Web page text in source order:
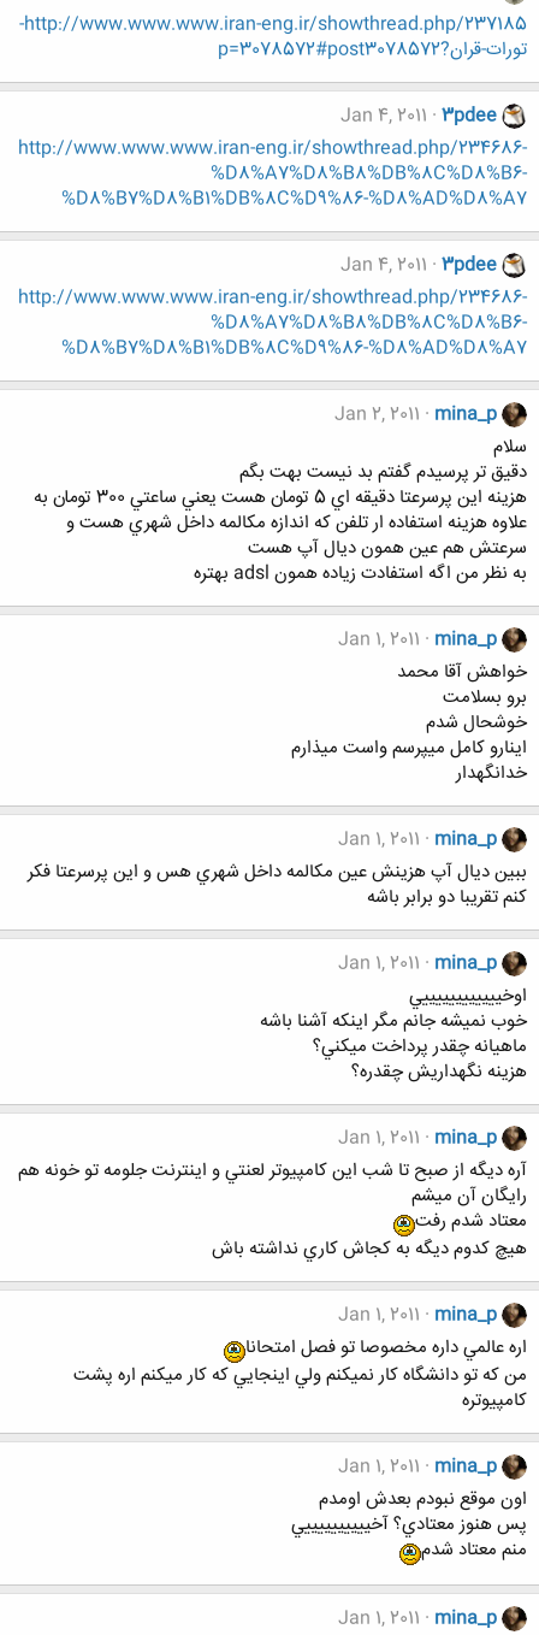
http://www.www.www.iran-eng.ir/showthread.php/237185-
تورات-قران?p=3078572#post3078572
3pdee
Jan 4, 2011
http://www.www.www.iran-eng.ir/showthread.php/234686-
%D8%A7%D8%B8%DB%8C%D8%B6-
%D8%B7%D8%B1%DB%8C%D9%86-%D8%AD%D8%A7
3pdee
Jan 4, 2011
http://www.www.www.iran-eng.ir/showthread.php/234686-
%D8%A7%D8%B8%DB%8C%D8%B6-
%D8%B7%D8%B1%DB%8C%D9%86-%D8%AD%D8%A7
mina_p
Jan 2, 2011
سلام
دقيق تر پرسيدم گفتم بد نيست بهت بگم
هزينه اين پرسرعتا دقيقه اي 5 تومان هست يعني ساعتي 300 تومان به
علاوه هزينه استفاده ار تلفن كه اندازه مكالمه داخل شهري هست و
سرعتش هم عين همون ديال آپ هست
به نظر من اگه استفادت زياده همون adsl بهتره
mina_p
Jan 1, 2011
خواهش آقا محمد
برو بسلامت
خوشحال شدم
اينارو كامل ميپرسم واست ميذارم
خدانگهدار
mina_p
Jan 1, 2011
ببين ديال آپ هزينش عين مكالمه داخل شهري هس و اين پرسرعتا فكر
كنم تقريبا دو برابر باشه
mina_p
Jan 1, 2011
اوخييييييييييييي
خوب نميشه جانم مگر اينكه آشنا باشه
ماهيانه چقدر پرداخت ميكني؟
هزينه نگهداريش چقدره؟
mina_p
Jan 1, 2011
آره ديگه از صبح تا شب اين كامپيوتر لعنتي و اينترنت جلومه تو خونه هم
رايگان آن ميشم
معتاد شدم رفت
هيچ كدوم ديگه به كجاش كاري نداشته باش
mina_p
Jan 1, 2011
اره عالمي داره مخصوصا تو فصل امتحانا
من كه تو دانشگاه كار نميكنم ولي اينجايي كه كار ميكنم اره پشت
كامپيوتره
mina_p
Jan 1, 2011
اون موقع نبودم بعدش اومدم
پس هنوز معتادي؟ آخييييييييييي
منم معتاد شدم
mina_p
Jan 1, 2011